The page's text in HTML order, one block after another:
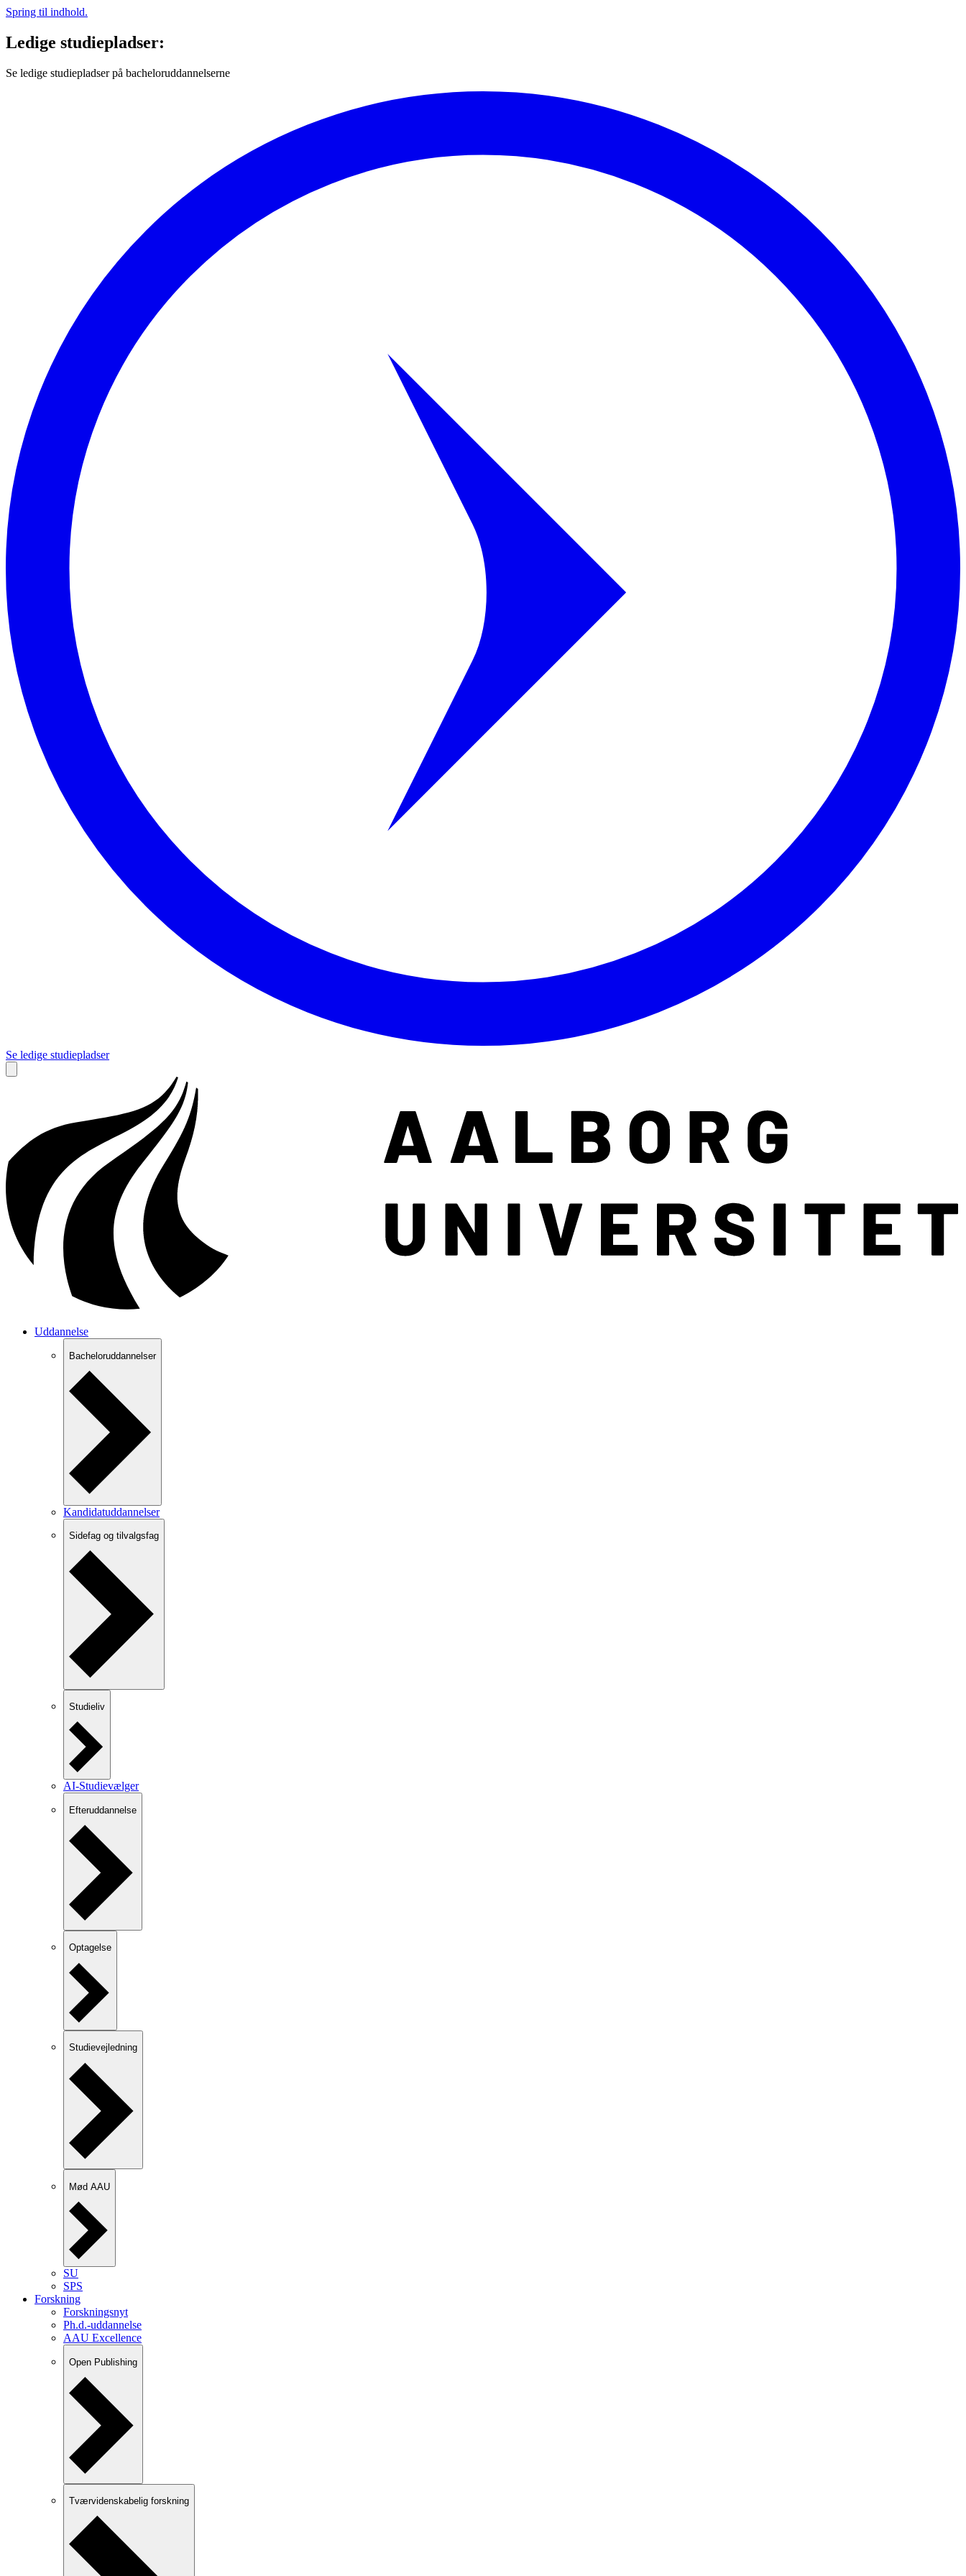
Spring til indhold.
Ledige studiepladser:
Se ledige studiepladser på bacheloruddannelserne
Se ledige studiepladser
Uddannelse
Bacheloruddannelser
Kandidatuddannelser
Sidefag og tilvalgsfag
Studieliv
AI-Studievælger
Efteruddannelse
Optagelse
Studievejledning
Mød AAU
SU
SPS
Forskning
Forskningsnyt
Ph.d.-uddannelse
AAU Excellence
Open Publishing
Tværvidenskabelig forskning